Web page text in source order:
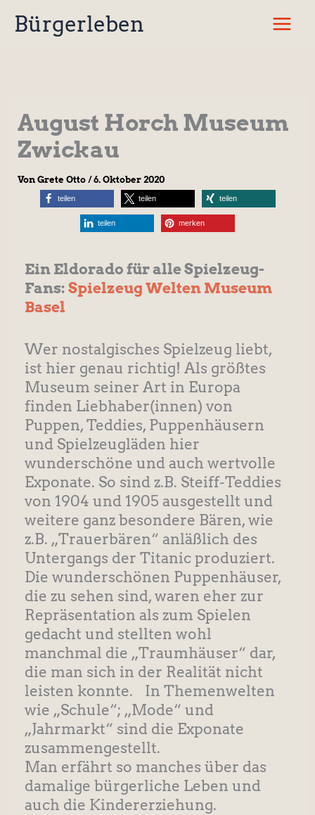
InhaltBürgerleben
August Horch Museum
Zwickau
Von Grete Otto /6. Oktober 2020
teilen teilen teilen
teilen merken
Ein Eldorado für alle Spielzeug-
Fans: Spielzeug Welten Museum
Basel
Wer nostalgisches Spielzeug liebt,
ist hier genau richtig! Als größtes
Museum seiner Art in Europa
finden Liebhaber(innen) von
Puppen, Teddies, Puppenhäusern
und Spielzeugläden hier
wunderschöne und auch wertvolle
Exponate. So sind z.B. Steiff-Teddies
von 1904 und 1905 ausgestellt und
weitere ganz besondere Bären, wie
z.B. „Trauerbären“ anläßlich des
Untergangs der Titanic produziert.
Die wunderschönen Puppenhäuser,
die zu sehen sind, waren eher zur
Repräsentation als zum Spielen
gedacht und stellten wohl
manchmal die „Traumhäuser“ dar,
die man sich in der Realität nicht
leisten konnte. In Themenwelten
wie „Schule“; „Mode“ und
„Jahrmarkt“ sind die Exponate
zusammengestellt.
Man erfährt so manches über das
damalige bürgerliche Leben und
auch die Kindererziehung.